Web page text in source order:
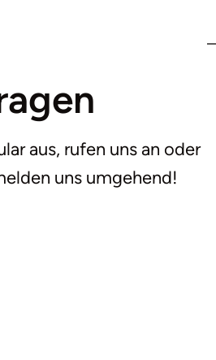
aus, rufen uns an oder
uns umgehend!